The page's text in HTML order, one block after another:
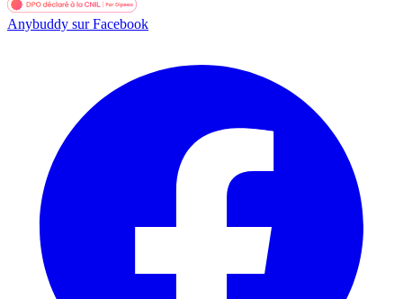
Anybuddy sur Facebook